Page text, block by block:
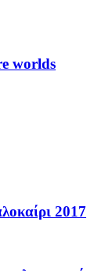
worlds
2017